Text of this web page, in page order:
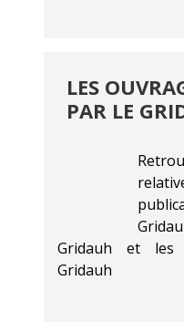
LES
PAR LE
Gridauh et les
Gridauh